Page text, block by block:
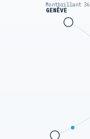
GENÈVE
Montbrillant 36